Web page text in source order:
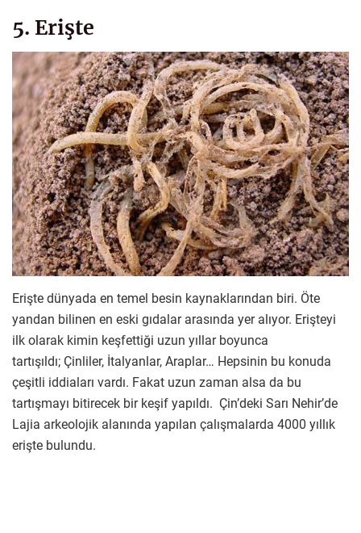
5. Erişte
Erişte dünyada en temel besin kaynaklarından biri. Öte
yandan bilinen en eski gıdalar arasında yer alıyor. Erişteyi
ilk olarak kimin keşfettiği uzun yıllar boyunca
tartışıldı; Çinliler, İtalyanlar, Araplar… Hepsinin bu konuda
çeşitli iddiaları vardı. Fakat uzun zaman alsa da bu
tartışmayı bitirecek bir keşif yapıldı. Çin’deki Sarı Nehir’de
Lajia arkeolojik alanında yapılan çalışmalarda 4000 yıllık
erişte bulundu.